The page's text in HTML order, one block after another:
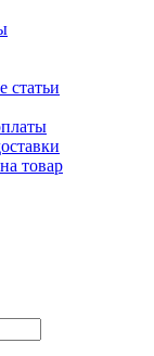
статьи
товар